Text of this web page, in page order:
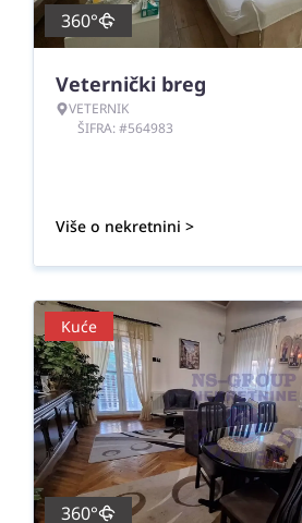
360°
Veternički breg
VETERNIK
ŠIFRA: #564983
Više o nekretnini >
Kuće
360°